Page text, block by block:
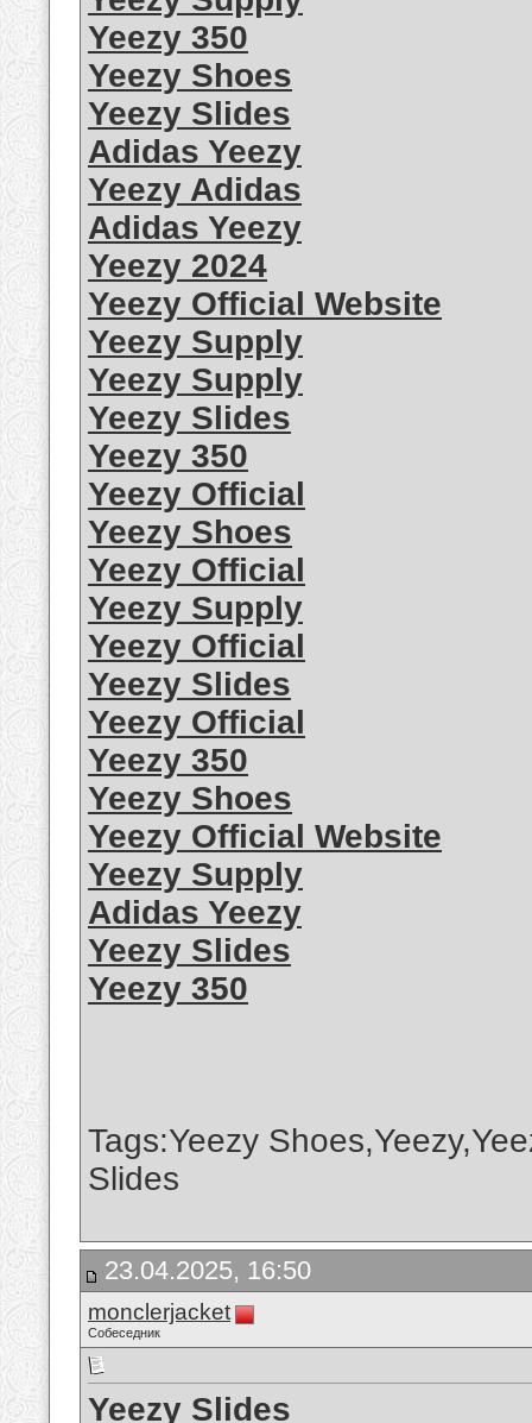
Yeezy 350
Yeezy Shoes
Yeezy Slides
Adidas Yeezy
Yeezy Adidas
Adidas Yeezy
Yeezy 2024
Yeezy Official Website
Yeezy Supply
Yeezy Supply
Yeezy Slides
Yeezy 350
Yeezy Official
Yeezy Shoes
Yeezy Official
Yeezy Supply
Yeezy Official
Yeezy Slides
Yeezy Official
Yeezy 350
Yeezy Shoes
Yeezy Official Website
Yeezy Supply
Adidas Yeezy
Yeezy Slides
Yeezy 350
Tags:Yeezy
Slides
23.04.2025, 16:50
monclerjacket
Собеседник
Yeezy Slides